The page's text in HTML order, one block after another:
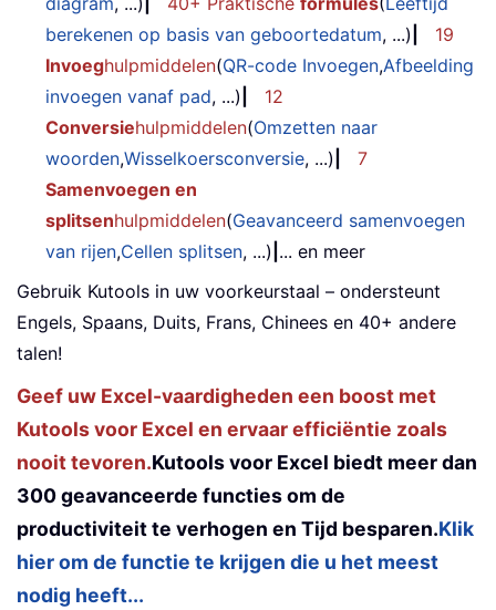
berekenen op basis van geboortedatum, ...)
19
Invoeghulpmiddelen(QR-code Invoegen,Afbeelding
invoegen vanaf pad, ...)
12
Conversiehulpmiddelen(Omzetten naar
woorden,Wisselkoersconversie, ...)
7
Samenvoegen en
splitsenhulpmiddelen(Geavanceerd samenvoegen
van rijen,Cellen splitsen, ...) ... en meer
Gebruik Kutools in uw voorkeurstaal – ondersteunt
Engels, Spaans, Duits, Frans, Chinees en 40+ andere
talen!
Geef uw Excel-vaardigheden een boost met
Kutools voor Excel en ervaar efficiëntie zoals
nooit tevoren.Kutools voor Excel biedt meer dan
300 geavanceerde functies om de
productiviteit te verhogen en Tijd besparen.Klik
hier om de functie te krijgen die u het meest
nodig heeft...